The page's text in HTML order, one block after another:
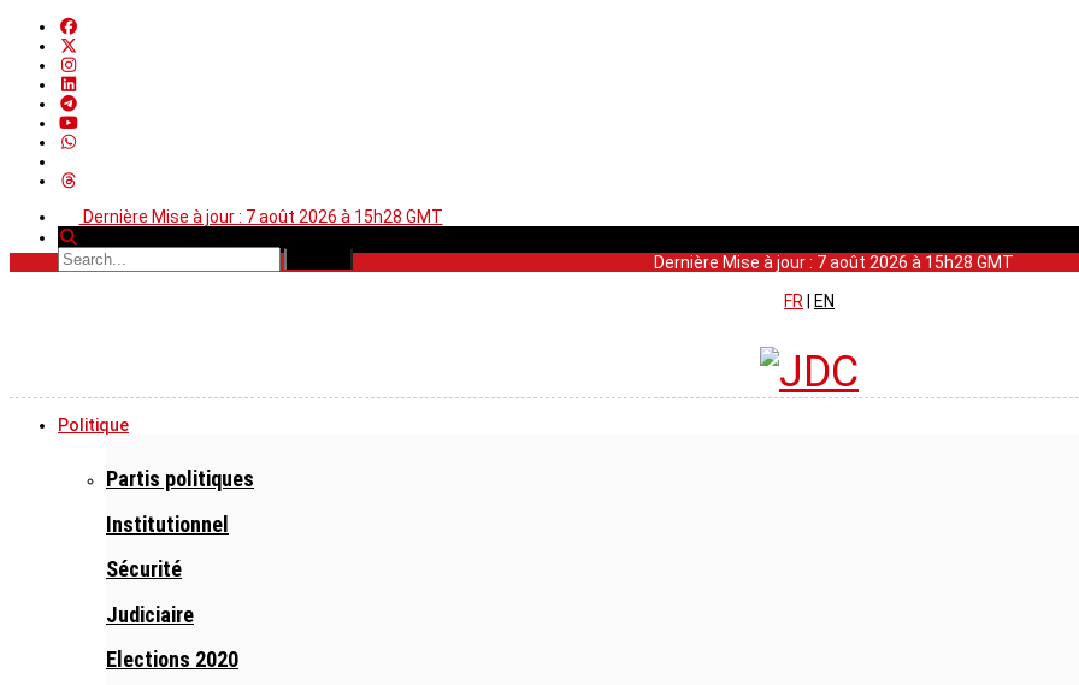
Dernière Mise à jour : 7 août 2026 à 15h28 GMT
Dernière Mise à jour : 7 août 2026 à 15h28 GMT
FR
EN
Politique
Partis politiques
Institutionnel
Sécurité
Judiciaire
Elections 2020